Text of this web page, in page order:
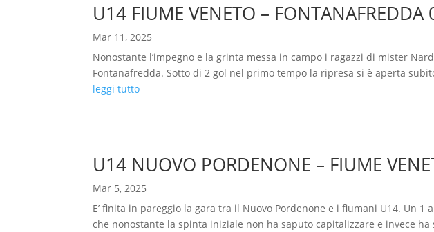
U14 FIUME VENETO – FONTANAFREDDA
Mar 11, 2025
Nonostante l’impegno e la grinta messa in campo i ragazzi di mister
Fontanafredda. Sotto di 2 gol nel primo tempo la ripresa si è aperta
leggi tutto
U14 NUOVO PORDENONE – FIUME
Mar 5, 2025
E’ finita in pareggio la gara tra il Nuovo Pordenone e i fiumani U14. Un
che nonostante la spinta iniziale non ha saputo capitalizzare e invece